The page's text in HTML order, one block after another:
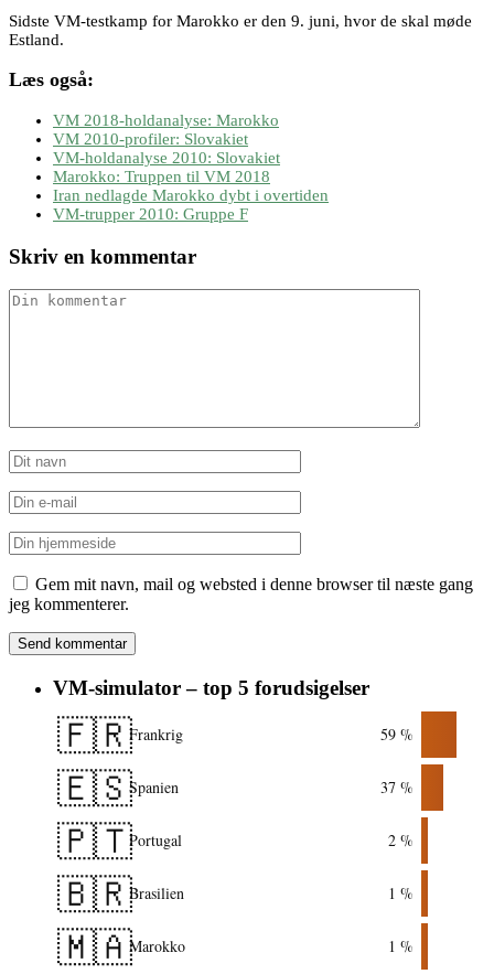
Sidste VM-testkamp for Marokko er den 9. juni, hvor de skal møde
Estland.
Læs også:
VM 2018-holdanalyse: Marokko
VM 2010-profiler: Slovakiet
VM-holdanalyse 2010: Slovakiet
Marokko: Truppen til VM 2018
Iran nedlagde Marokko dybt i overtiden
VM-trupper 2010: Gruppe F
Skriv en kommentar
Gem mit navn, mail og websted i denne browser til næste gang
jeg kommenterer.
VM-simulator – top 5 forudsigelser
🇫🇷Frankrig 59 %
🇪🇸Spanien 37 %
🇵🇹Portugal 2 %
🇧🇷Brasilien 1 %
🇲🇦Marokko 1 %